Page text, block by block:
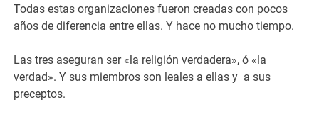
Todas estas organizaciones fueron creadas con pocos
años de diferencia entre ellas. Y hace no mucho tiempo.
Las tres aseguran ser «la religión verdadera», ó «la
verdad». Y sus miembros son leales a ellas y a sus
preceptos.